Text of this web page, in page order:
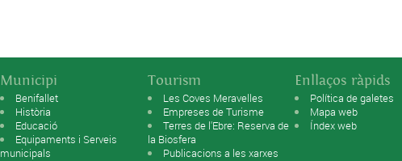
Municipi
Benifallet
Història
Educació
Equipaments i Serveis
municipals
Tourism
Les Coves Meravelles
Empreses de Turisme
Terres de l'Ebre: Reserva de
la Biosfera
Publicacions a les xarxes
Enllaços ràpids
Política de galetes
Mapa web
Índex web